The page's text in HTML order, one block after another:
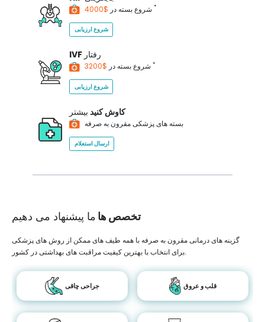
شروع بسته در *
شروع ارزیابی
IVF رفتار
شروع بسته در *
شروع ارزیابی
کاوش کنید بیشتر
بسته های پزشکی مقرون به صرفه
ارسال استعلام
تخصص ها ما پیشنهاد می دهیم
گزینه های درمانی مقرون به صرفه با همه طیف های ممکن از روش های پزشکی
برای انتخاب با بهترین کیفیت مراقبت های بهداشتی در کشور.
جراحی چاقی قلب و عروق